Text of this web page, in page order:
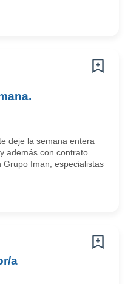
deje la semana entera
además con contrato
Iman, especialistas
a